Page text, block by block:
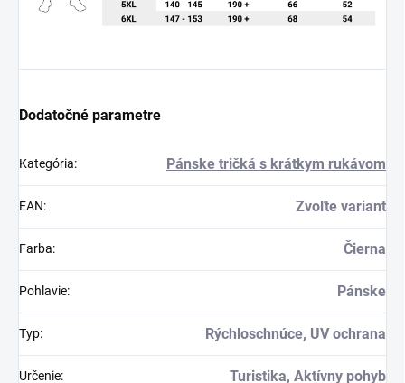
Dodatočné parametre
Kategória: Pánske tričká s krátkym rukávom
EAN: Zvoľte variant
Farba: Čierna
Pohlavie: Pánske
Typ: Rýchloschnúce, UV ochrana
Určenie: Turistika, Aktívny pohyb